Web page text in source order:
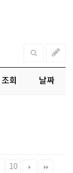
조회 날짜
10